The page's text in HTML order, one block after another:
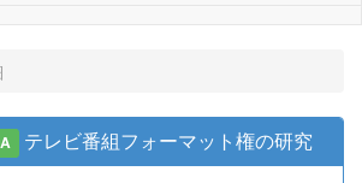
テレビ番組フォーマット権の研究